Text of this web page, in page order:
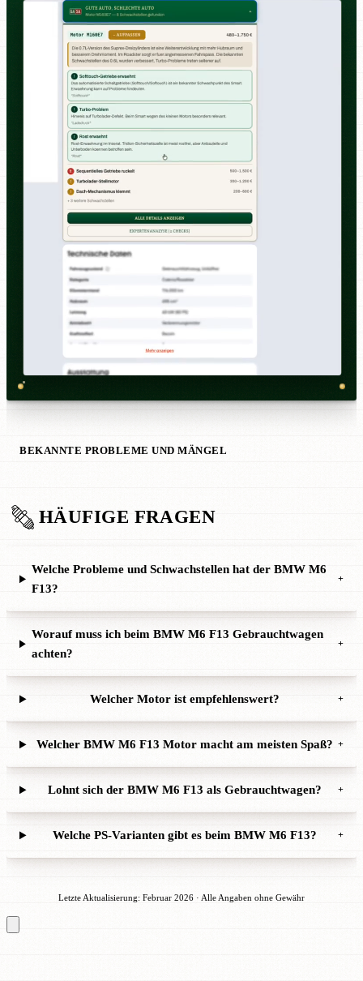
BEKANNTE PROBLEME UND MÄNGEL
HÄUFIGE FRAGEN
Welche Probleme und Schwachstellen hat der BMW M6
F13?
+
Worauf muss ich beim BMW M6 F13 Gebrauchtwagen
achten?
+
Welcher Motor ist empfehlenswert? +
Welcher BMW M6 F13 Motor macht am meisten Spaß? +
Lohnt sich der BMW M6 F13 als Gebrauchtwagen? +
Welche PS-Varianten gibt es beim BMW M6 F13? +
Letzte Aktualisierung: Februar 2026 · Alle Angaben ohne Gewähr